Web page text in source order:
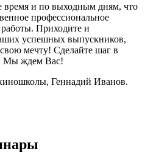
время и по выходным дням, что
профессиональное
работы. Приходите и
успешных выпускников,
мечту! Сделайте шаг в
Мы ждем Вас!
Геннадий Иванов.